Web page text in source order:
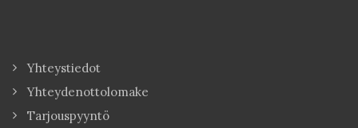
Yhteystiedot
Yhteydenottolomake
Tarjouspyyntö